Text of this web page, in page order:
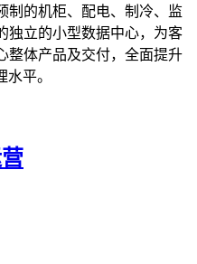
制的机柜、配电、制冷、监
独立的小型数据中心，为客
整体产品及交付，全面提升
平。